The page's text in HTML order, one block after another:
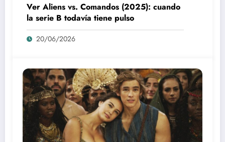
Ver Aliens vs. Comandos (2025): cuando
la serie B todavía tiene pulso
20/06/2026